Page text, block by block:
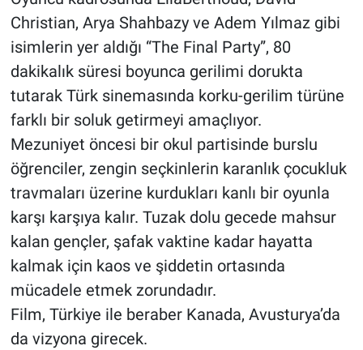
Christian, Arya Shahbazy ve Adem Yılmaz gibi
isimlerin yer aldığı “The Final Party”, 80
dakikalık süresi boyunca gerilimi dorukta
tutarak Türk sinemasında korku-gerilim türüne
farklı bir soluk getirmeyi amaçlıyor.
Mezuniyet öncesi bir okul partisinde burslu
öğrenciler, zengin seçkinlerin karanlık çocukluk
travmaları üzerine kurdukları kanlı bir oyunla
karşı karşıya kalır. Tuzak dolu gecede mahsur
kalan gençler, şafak vaktine kadar hayatta
kalmak için kaos ve şiddetin ortasında
mücadele etmek zorundadır.
Film, Türkiye ile beraber Kanada, Avusturya’da
da vizyona girecek.